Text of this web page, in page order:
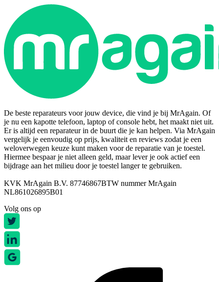
De beste reparateurs voor jouw device, die vind je bij MrAgain. Of
je nu een kapotte telefoon, laptop of console hebt, het maakt niet uit.
Er is altijd een reparateur in de buurt die je kan helpen. Via MrAgain
vergelijk je eenvoudig op prijs, kwaliteit en reviews zodat je een
weloverwegen keuze kunt maken voor de reparatie van je toestel.
Hiermee bespaar je niet alleen geld, maar lever je ook actief een
bijdrage aan het milieu door je toestel langer te gebruiken.
KVK MrAgain B.V. 87746867BTW nummer MrAgain
NL861026895B01
Volg ons op